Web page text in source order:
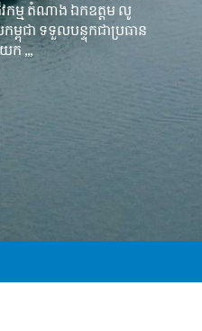
កម្ម តំណាង ឯកឧត្តម លូ
ម្ពុជា ទទួលបន្ទុកជាប្រធាន
យក ,,,